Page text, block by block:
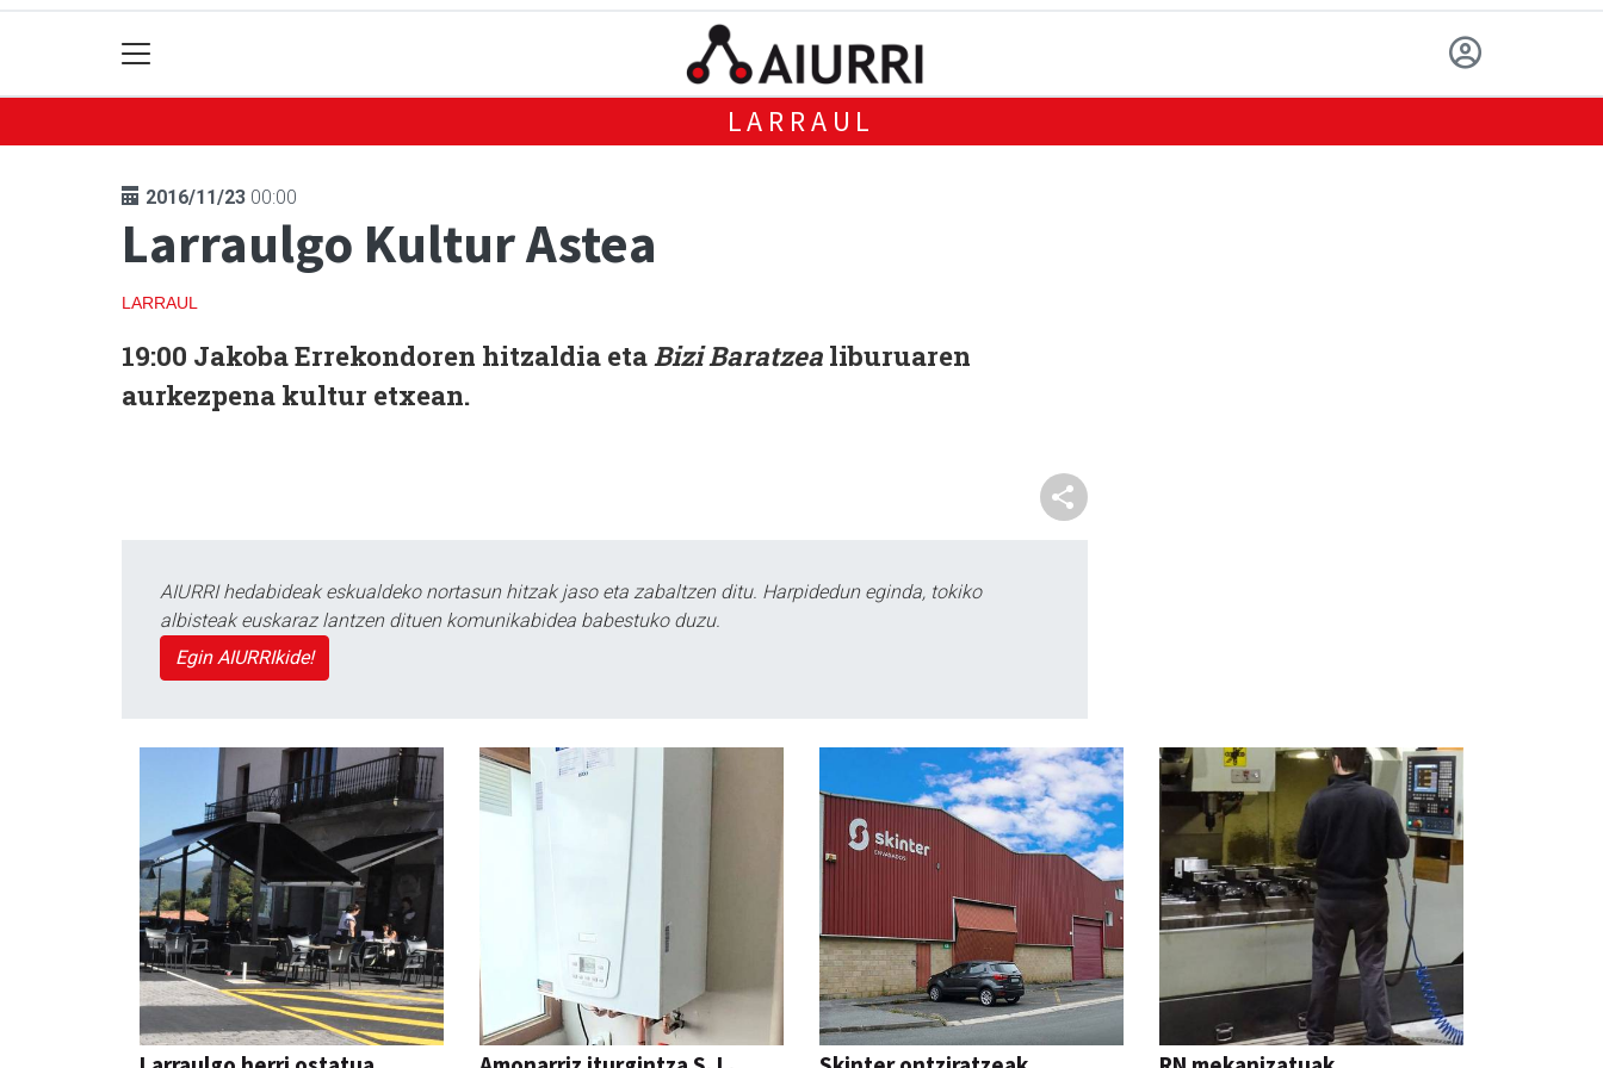
LARRAUL
2016/11/23 00:00
Larraulgo Kultur Astea
LARRAUL
19:00 Jakoba Errekondoren hitzaldia eta Bizi Baratzea liburuaren
aurkezpena kultur etxean.
AIURRI hedabideak eskualdeko nortasun hitzak jaso eta zabaltzen ditu. Harpidedun eginda, tokiko
albisteak euskaraz lantzen dituen komunikabidea babestuko duzu.
Egin AIURRIkide!